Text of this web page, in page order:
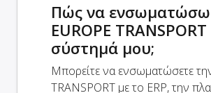
Πώς να
EUROPE
σύστημά μου;
Μπορείτε να ενσωματώσετε
TRANSPORT με το ERP, την